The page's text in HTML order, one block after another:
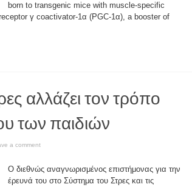
born to transgenic mice with muscle-specific
γ coactivator-1α (PGC-1α), a booster of
αλλάζει τον τρόπο
των παιδιών
a comment
Ο διεθνώς αναγνωρισμένος επιστήμονας για την
έρευνά του στο Σύστημα του Στρες και τις